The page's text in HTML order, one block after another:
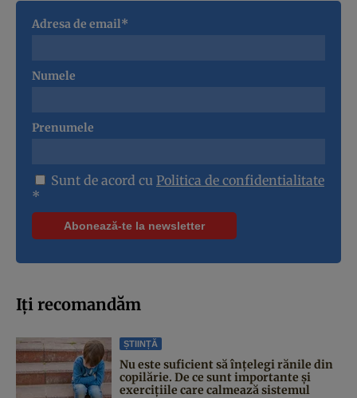
Adresa de email*
Numele
Prenumele
Sunt de acord cu Politica de confidentialitate
*
Iți recomandăm
ȘTIINȚĂ
Nu este suficient să înțelegi rănile din
copilărie. De ce sunt importante și
exercițiile care calmează sistemul